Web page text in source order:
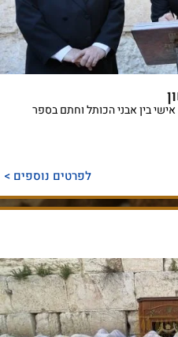
בין אבני הכותל וחתם בספר
לפרטים נוספים >